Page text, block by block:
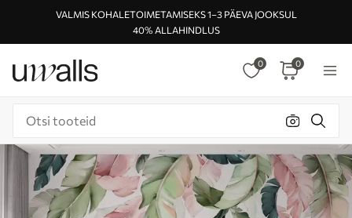
VALMIS KOHALETOIMETAMISEKS 1–3 PÄEVA JOOKSUL
40% ALLAHINDLUS
0 0